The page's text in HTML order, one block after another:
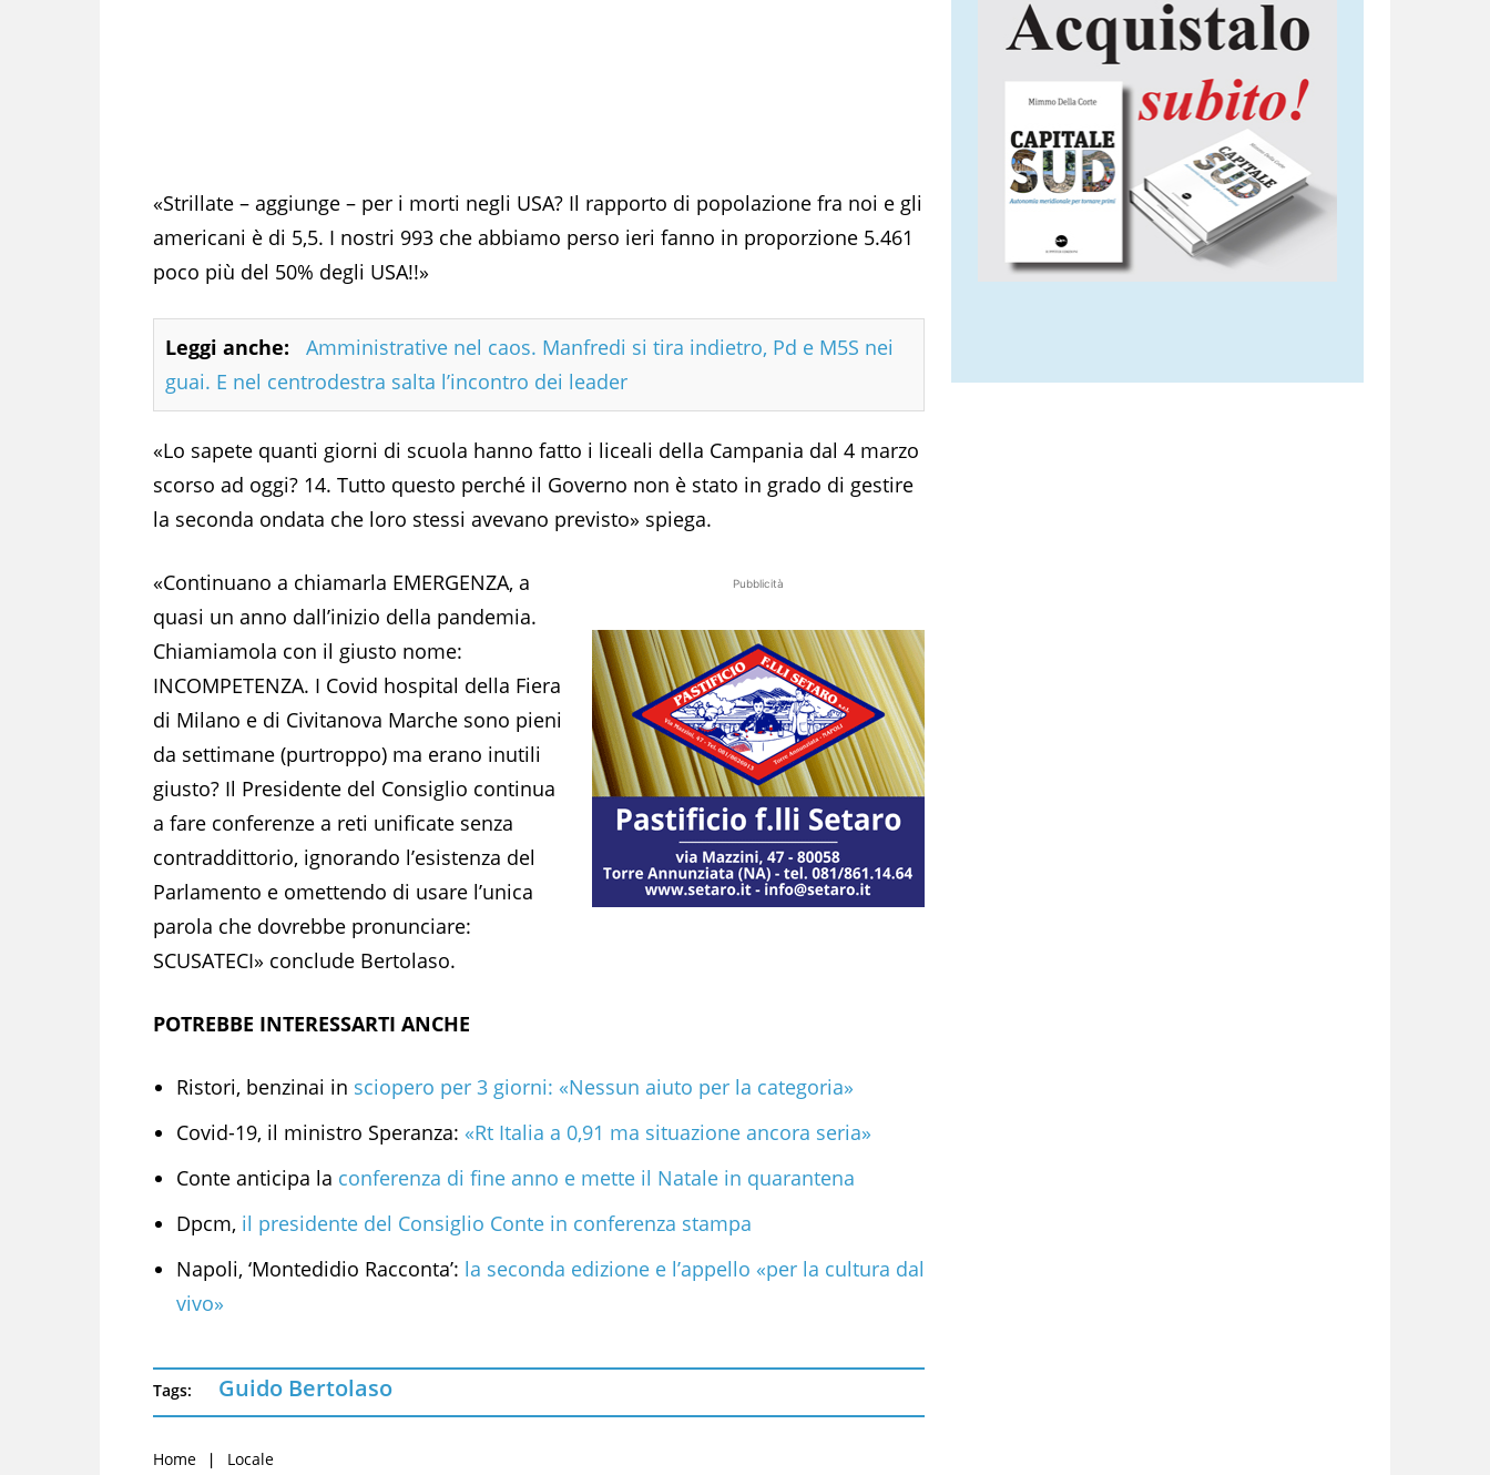
«Strillate – aggiunge – per i morti negli USA? Il rapporto di popolazione fra noi e gli
americani è di 5,5. I nostri 993 che abbiamo perso ieri fanno in proporzione 5.461
poco più del 50% degli USA!!»
Leggi anche:
Amministrative nel caos. Manfredi si tira indietro, Pd e M5S nei
guai. E nel centrodestra salta l’incontro dei leader
«Lo sapete quanti giorni di scuola hanno fatto i liceali della Campania dal 4 marzo
scorso ad oggi? 14. Tutto questo perché il Governo non è stato in grado di gestire
la seconda ondata che loro stessi avevano previsto» spiega.
Pubblicità
«Continuano a chiamarla EMERGENZA, a
quasi un anno dall’inizio della pandemia.
Chiamiamola con il giusto nome:
INCOMPETENZA. I Covid hospital della Fiera
di Milano e di Civitanova Marche sono pieni
da settimane (purtroppo) ma erano inutili
giusto? Il Presidente del Consiglio continua
a fare conferenze a reti unificate senza
contraddittorio, ignorando l’esistenza del
Parlamento e omettendo di usare l’unica
parola che dovrebbe pronunciare:
SCUSATECI» conclude Bertolaso.
POTREBBE INTERESSARTI ANCHE
Ristori, benzinai in sciopero per 3 giorni: «Nessun aiuto per la categoria»
Covid-19, il ministro Speranza: «Rt Italia a 0,91 ma situazione ancora seria»
Conte anticipa la conferenza di fine anno e mette il Natale in quarantena
Dpcm, il presidente del Consiglio Conte in conferenza stampa
Napoli, ‘Montedidio Racconta’: la seconda edizione e l’appello «per la cultura dal
vivo»
Tags: Guido Bertolaso
Home Locale